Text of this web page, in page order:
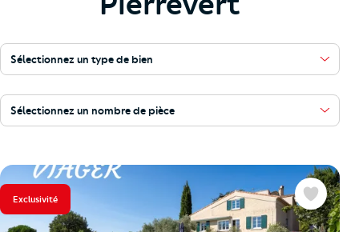
Sélectionnez un type de bien
Sélectionnez un nombre de pièce
Exclusivité Favoris